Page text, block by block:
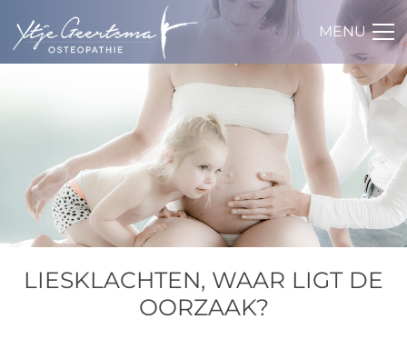
MENU
LIESKLACHTEN, WAAR LIGT DE
OORZAAK?